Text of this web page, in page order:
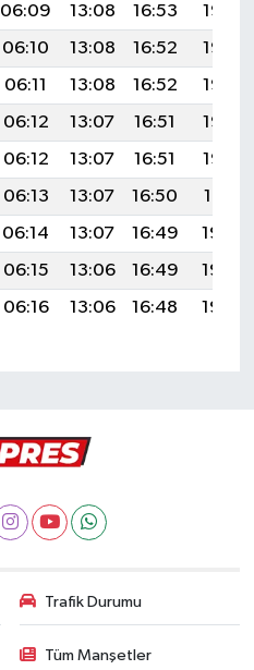
06:09 13:08 16:53
19:57
06:10 13:08 16:52
19:56
06:11 13:08 16:52
19:55
06:12 13:07 16:51
19:53
06:12 13:07 16:51
19:52
06:13 13:07 16:50
19:51
06:14 13:07 16:49
19:49
06:15 13:06 16:49
19:48
06:16 13:06 16:48 19:46
Trafik Durumu
Tüm Manşetler